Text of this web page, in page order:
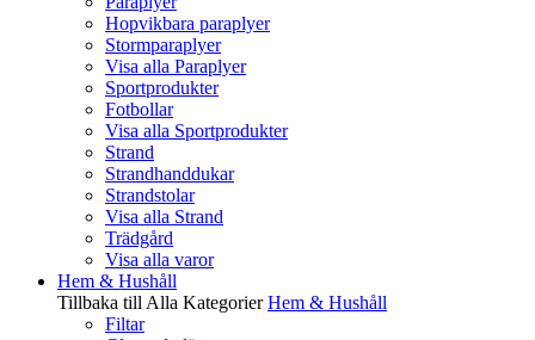
Hopvikbara paraplyer
Stormparaplyer
Visa alla Paraplyer
Sportprodukter
Fotbollar
Visa alla Sportprodukter
Strand
Strandhanddukar
Strandstolar
Visa alla Strand
Trädgård
Visa alla varor
Hem & Hushåll
Tillbaka till Alla Kategorier Hem & Hushåll
Filtar